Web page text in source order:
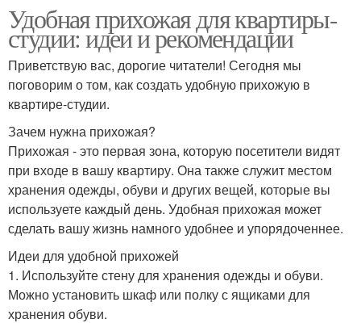
Удобная прихожая для квартиры-
студии: идеи и рекомендации
Приветствую вас, дорогие читатели! Сегодня мы
поговорим о том, как создать удобную прихожую в
квартире-студии.
Зачем нужна прихожая?
Прихожая - это первая зона, которую посетители видят
при входе в вашу квартиру. Она также служит местом
хранения одежды, обуви и других вещей, которые вы
используете каждый день. Удобная прихожая может
сделать вашу жизнь намного удобнее и упорядоченнее.
Идеи для удобной прихожей
1. Используйте стену для хранения одежды и обуви.
Можно установить шкаф или полку с ящиками для
хранения обуви.